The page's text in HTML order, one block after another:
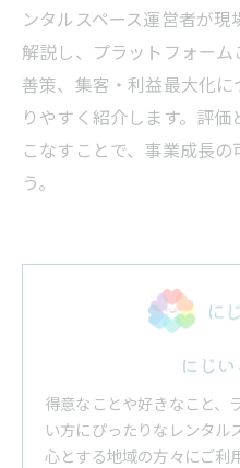
ンタルスペース運営者が
解説し、プラットフォー
善策、集客・利益最大化
りやすく紹介します。評
こなすことで、事業成長
う。
にじ
得意なことや好きなこと、
い方にぴったりなレンタル
心とする地域の方々にご利